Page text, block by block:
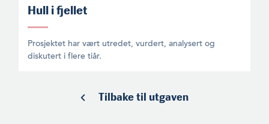
Hull i fjellet
Prosjektet har vært utredet, vurdert, analysert og
diskutert i flere tiår.
Tilbake til utgaven